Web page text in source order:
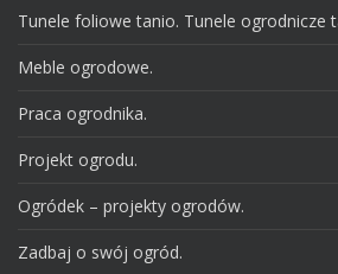
Tunele foliowe tanio. Tunele ogrodnicze
Meble ogrodowe.
Praca ogrodnika.
Projekt ogrodu.
Ogródek – projekty ogrodów.
Zadbaj o swój ogród.